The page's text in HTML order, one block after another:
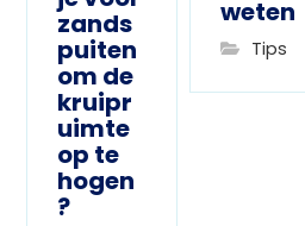
zands
puiten
om de
kruipr
uimte
op te
hogen
?
weten
Tips